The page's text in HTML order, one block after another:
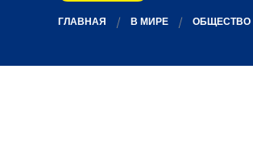
ГЛАВНАЯ В МИРЕ ОБЩЕСТВО